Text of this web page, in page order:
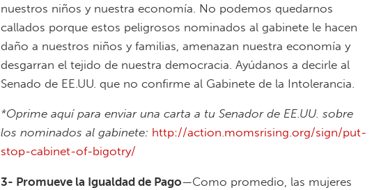
nuestros niños y nuestra economía. No podemos quedarnos
callados porque estos peligrosos nominados al gabinete le hacen
daño a nuestros niños y familias, amenazan nuestra economía y
desgarran el tejido de nuestra democracia. Ayúdanos a decirle al
Senado de EE.UU. que no confirme al Gabinete de la Intolerancia.
*Oprime aquí para enviar una carta a tu Senador de EE.UU. sobre
los nominados al gabinete: http://action.momsrising.org/sign/put-
stop-cabinet-of-bigotry/
3- Promueve la Igualdad de Pago—Como promedio, las mujeres